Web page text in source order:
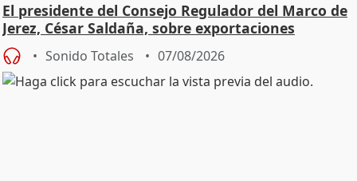
El presidente del Consejo Regulador del Marco de
Jerez, César Saldaña, sobre exportaciones
Sonido Totales 07/08/2026